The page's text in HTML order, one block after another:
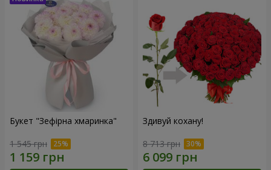
Букет "Зефірна хмаринка"
1 545 грн
Здивуй кохану!
8 713 грн